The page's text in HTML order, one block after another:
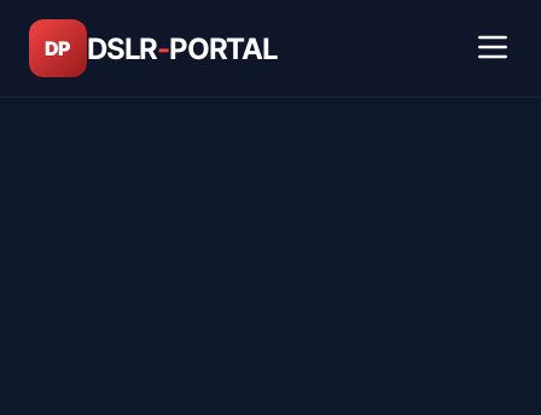
DP DSLR-PORTAL